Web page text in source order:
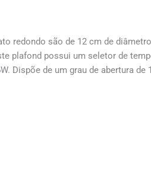
redondo são de 12 cm de
plafond possui um seletor de
Dispõe de um grau de abertura de